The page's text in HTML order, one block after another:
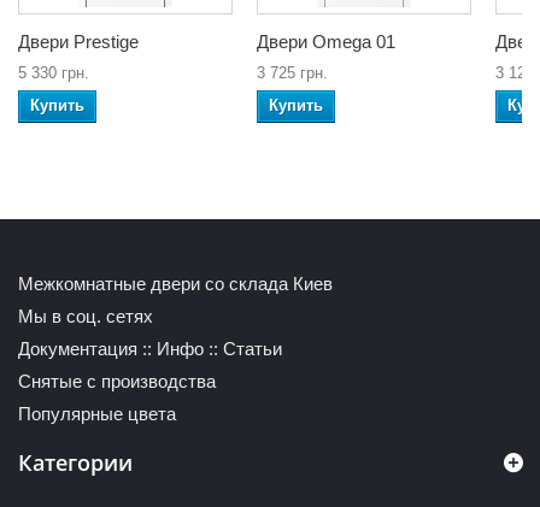
Двери Prestige
5 330 грн.
Купить
Двери Omega 01
3 725 грн.
Купить
3 120
Межкомнатные двери со склада Киев
Мы в соц. сетях
Документация :: Инфо :: Статьи
Снятые с производства
Популярные цвета
Категории